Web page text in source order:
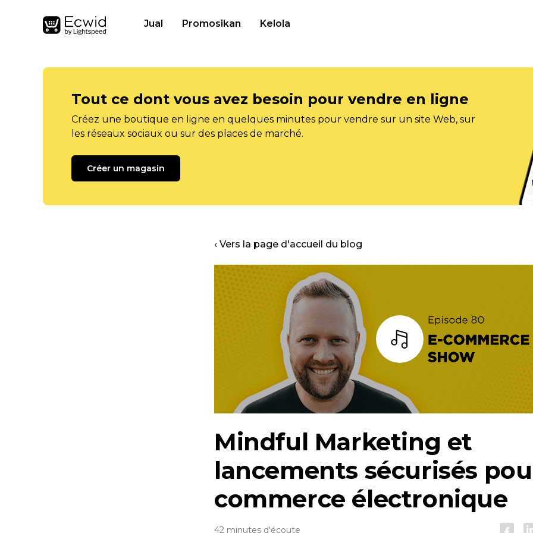
Jual Promosikan Kelola
Tout ce dont vous avez besoin pour vendre en ligne
Créez une boutique en ligne en quelques minutes pour vendre sur un site Web, sur
les réseaux sociaux ou sur des places de marché.
Créer un magasin
‹ Vers la page d'accueil du blog
Mindful Marketing et
lancements sécurisés
commerce électronique
42 minutes d'écoute